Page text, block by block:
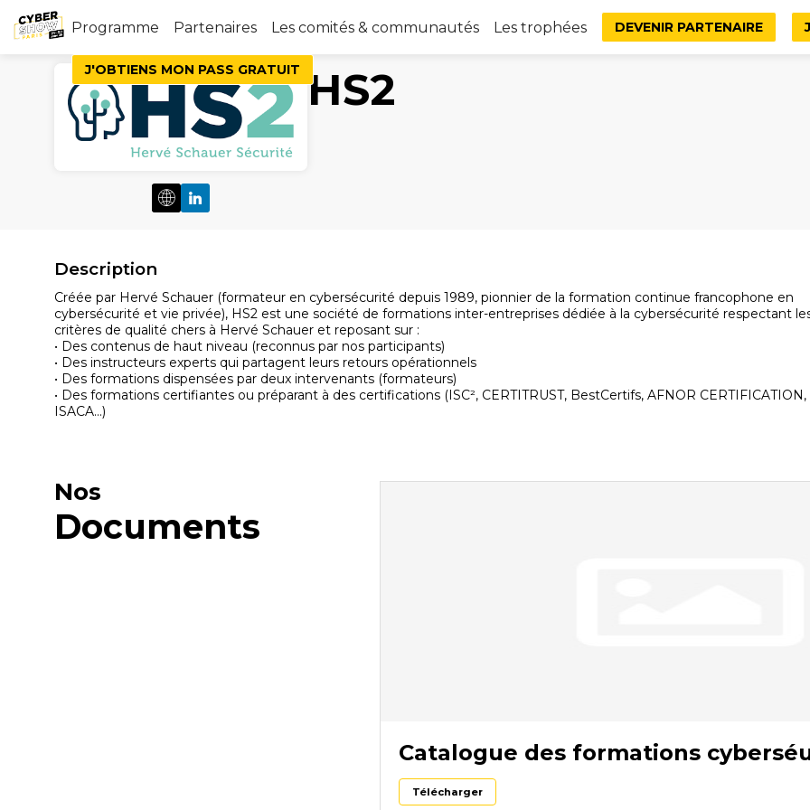
Programme Partenaires Les comités & communautés Les trophées DEVENIR PARTENAIRE
J'OBTIENS MON PASS GRATUIT HS2
Description
Créée par Hervé Schauer (formateur en cybersécurité depuis 1989, pionnier de la formation continue francophone en
cybersécurité et vie privée), HS2 est une société de formations inter-entreprises dédiée à la cybersécurité respectant
critères de qualité chers à Hervé Schauer et reposant sur :
• Des contenus de haut niveau (reconnus par nos participants)
• Des instructeurs experts qui partagent leurs retours opérationnels
• Des formations dispensées par deux intervenants (formateurs)
• Des formations certifiantes ou préparant à des certifications (ISC², CERTITRUST, BestCertifs, AFNOR CERTIFICATION,
ISACA...)
Nos
Documents
Catalogue des formations
Télécharger